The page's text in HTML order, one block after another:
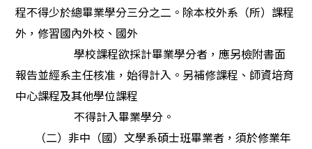
程不得少於總畢業學分三分之二。除本校外系（所）課程
外，修習國內外校、國外
學校課程欲採計畢業學分者，應另檢附書面
報告並經系主任核准，始得計入。另補修課程、師資培育
中心課程及其他學位課程
不得計入畢業學分。
（二）非中（國）文學系碩士班畢業者，須於修業年